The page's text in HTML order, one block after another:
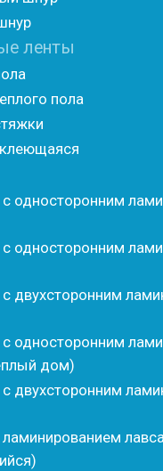
шов»
НПЭ
НПЭ